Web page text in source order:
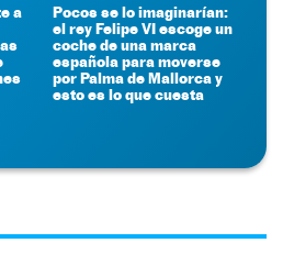
a
Pocos se lo imaginarían:
el rey Felipe VI escoge un
coche de una marca
española para moverse
por Palma de Mallorca y
esto es lo que cuesta